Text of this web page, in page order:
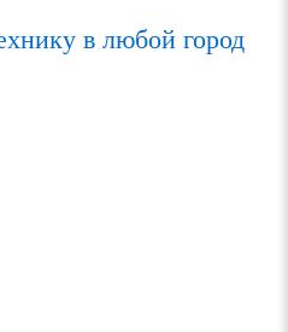
в любой город